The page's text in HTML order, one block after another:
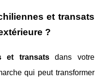
et transats
?
et transatsdans votre
qui peut transformer